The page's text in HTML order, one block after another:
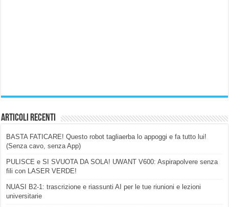
Articoli Recenti
BASTA FATICARE! Questo robot tagliaerba lo appoggi e fa tutto lui!
(Senza cavo, senza App)
PULISCE e SI SVUOTA DA SOLA! UWANT V600: Aspirapolvere senza
fili con LASER VERDE!
NUASI B2-1: trascrizione e riassunti AI per le tue riunioni e lezioni
universitarie